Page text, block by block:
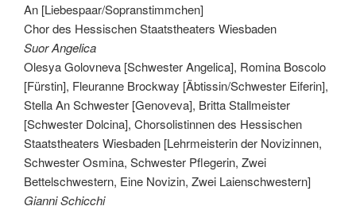
An [Liebespaar/Sopranstimmchen]
Chor des Hessischen Staatstheaters Wiesbaden
Suor Angelica
Olesya Golovneva [Schwester Angelica], Romina Boscolo
[Fürstin], Fleuranne Brockway [Äbtissin/Schwester Eiferin],
Stella An Schwester [Genoveva], Britta Stallmeister
[Schwester Dolcina], Chorsolistinnen des Hessischen
Staatstheaters Wiesbaden [Lehrmeisterin der Novizinnen,
Schwester Osmina, Schwester Pflegerin, Zwei
Bettelschwestern, Eine Novizin, Zwei Laienschwestern]
Gianni Schicchi